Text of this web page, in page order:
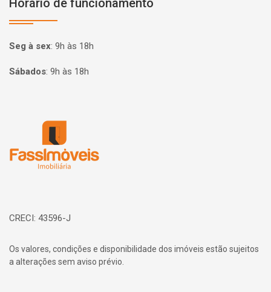
Horário de funcionamento
Seg à sex: 9h às 18h
Sábados: 9h às 18h
CRECI: 43596-J
Os valores, condições e disponibilidade dos imóveis estão sujeitos
a alterações sem aviso prévio.